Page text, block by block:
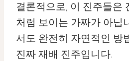
결론적으로, 이 진주들은
처럼 보이는 가짜가 아닙
서도 완전히 자연적인 방
진짜 재배 진주입니다.